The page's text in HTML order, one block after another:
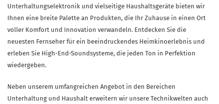
Unterhaltungselektronik und vielseitige Haushaltsgeräte bieten wir
Ihnen eine breite Palette an Produkten, die Ihr Zuhause in einen Ort
voller Komfort und Innovation verwandeln. Entdecken Sie die
neuesten Fernseher für ein beeindruckendes Heimkinoerlebnis und
erleben Sie High-End-Soundsysteme, die jeden Ton in Perfektion
wiedergeben.
Neben unserem umfangreichen Angebot in den Bereichen
Unterhaltung und Haushalt erweitern wir unsere Technikwelten auch